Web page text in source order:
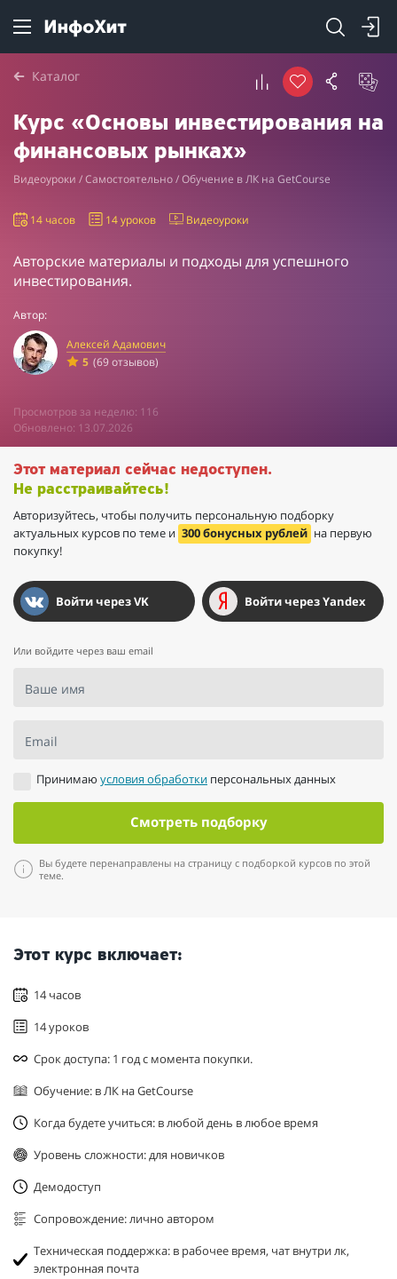
Каталог
Курс «Основы инвестирования на
финансовых рынках»
Видеоуроки / Самостоятельно / Обучение в ЛК на GetCourse
14 часов 14 уроков Видеоуроки
Авторские материалы и подходы для успешного
инвестирования.
Автор:
Алексей Адамович
5 (69 отзывов)
Просмотров за неделю: 116
Обновлено: 13.07.2026
Этот материал сейчас недоступен.
Не расстраивайтесь!
Авторизуйтесь, чтобы получить персональную подборку
актуальных курсов по теме и 300 бонусных рублей на первую
покупку!
Войти через VK Войти через Yandex
Или войдите через ваш email
Ваше имя
Email
Принимаю условия обработки персональных данных
Смотреть подборку
Вы будете перенаправлены на страницу с подборкой курсов по этой
теме.
Этот курс включает:
14 часов
14 уроков
Срок доступа: 1 год с момента покупки.
Обучение: в ЛК на GetCourse
Когда будете учиться: в любой день в любое время
Уровень сложности: для новичков
Демодоступ
Сопровождение: лично автором
Техническая поддержка: в рабочее время, чат внутри лк,
электронная почта